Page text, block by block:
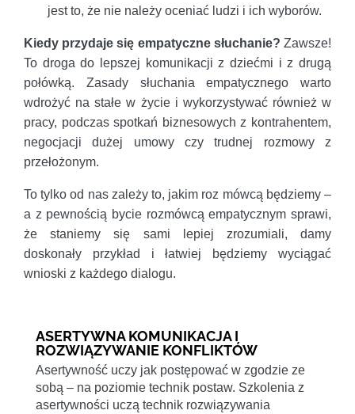
jest to, że nie należy oceniać ludzi i ich wyborów.
Kiedy przydaje się empatyczne słuchanie? Zawsze!
To droga do lepszej komunikacji z dziećmi i z drugą
połówką. Zasady słuchania empatycznego warto
wdrożyć na stałe w życie i wykorzystywać również w
pracy, podczas spotkań biznesowych z kontrahentem,
negocjacji dużej umowy czy trudnej rozmowy z
przełożonym.
To tylko od nas zależy to, jakim roz mówcą będziemy –
a z pewnością bycie rozmówcą empatycznym sprawi,
że staniemy się sami lepiej zrozumiali, damy
doskonały przykład i łatwiej będziemy wyciągać
wnioski z każdego dialogu.
ASERTYWNA KOMUNIKACJA I
ROZWIĄZYWANIE KONFLIKTÓW
Asertywność uczy jak postępować w zgodzie ze
sobą – na poziomie technik postaw. Szkolenia z
asertywności uczą technik rozwiązywania